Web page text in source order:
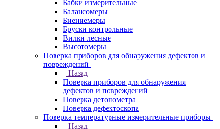
Бабки измерительные
Балансомеры
Биениемеры
Бруски контрольные
Вилки лесные
Высотомеры
Поверка приборов для обнаружения дефектов и
повреждений
Назад
Поверка приборов для обнаружения
дефектов и повреждений
Поверка детонометра
Поверка дефектоскопа
Поверка температурные измерительные приборы
Назад